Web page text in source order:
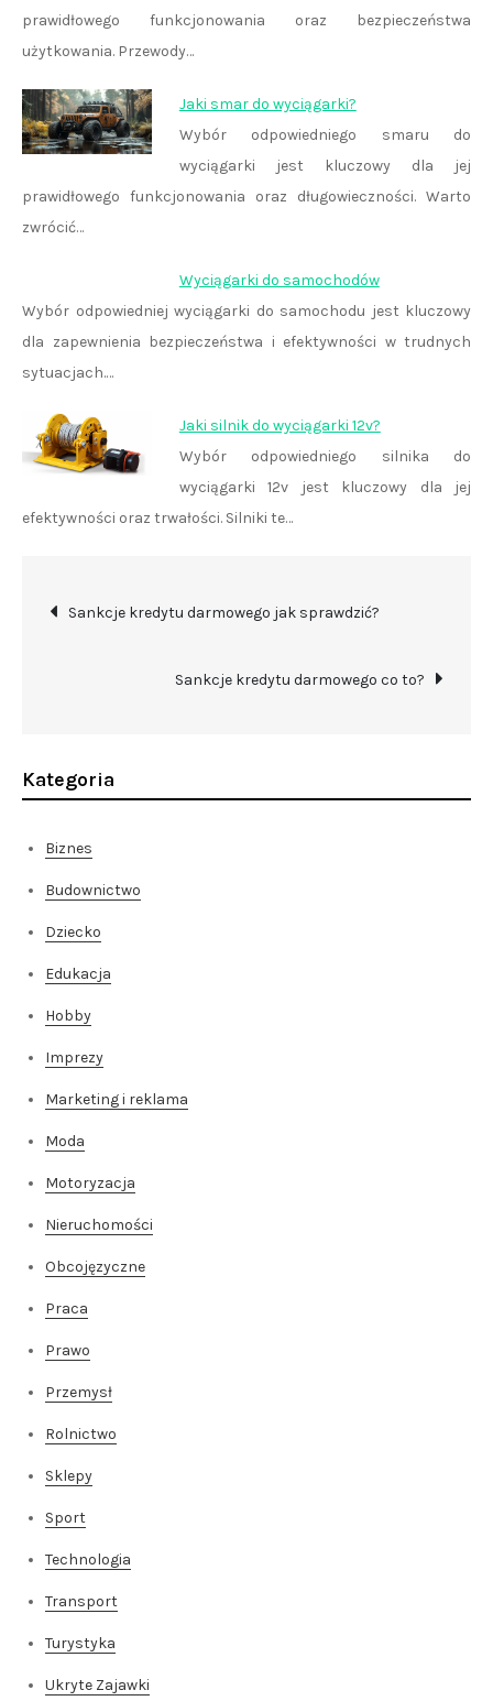
prawidłowego funkcjonowania oraz bezpieczeństwa
użytkowania. Przewody…
Jaki smar do wyciągarki?
Wybór odpowiedniego smaru do
wyciągarki jest kluczowy dla jej
prawidłowego funkcjonowania oraz długowieczności. Warto
zwrócić…
Wyciągarki do samochodów
Wybór odpowiedniej wyciągarki do samochodu jest kluczowy
dla zapewnienia bezpieczeństwa i efektywności w trudnych
sytuacjach.…
Jaki silnik do wyciągarki 12v?
Wybór odpowiedniego silnika do
wyciągarki 12v jest kluczowy dla jej
efektywności oraz trwałości. Silniki te…
Nawigacja
Sankcje kredytu darmowego jak sprawdzić?
Sankcje kredytu darmowego co to?
Kategoria
Biznes
Budownictwo
Dziecko
Edukacja
Hobby
Imprezy
Marketing i reklama
Moda
Motoryzacja
Nieruchomości
Obcojęzyczne
Praca
Prawo
Przemysł
Rolnictwo
Sklepy
Sport
Technologia
Transport
Turystyka
Ukryte Zajawki